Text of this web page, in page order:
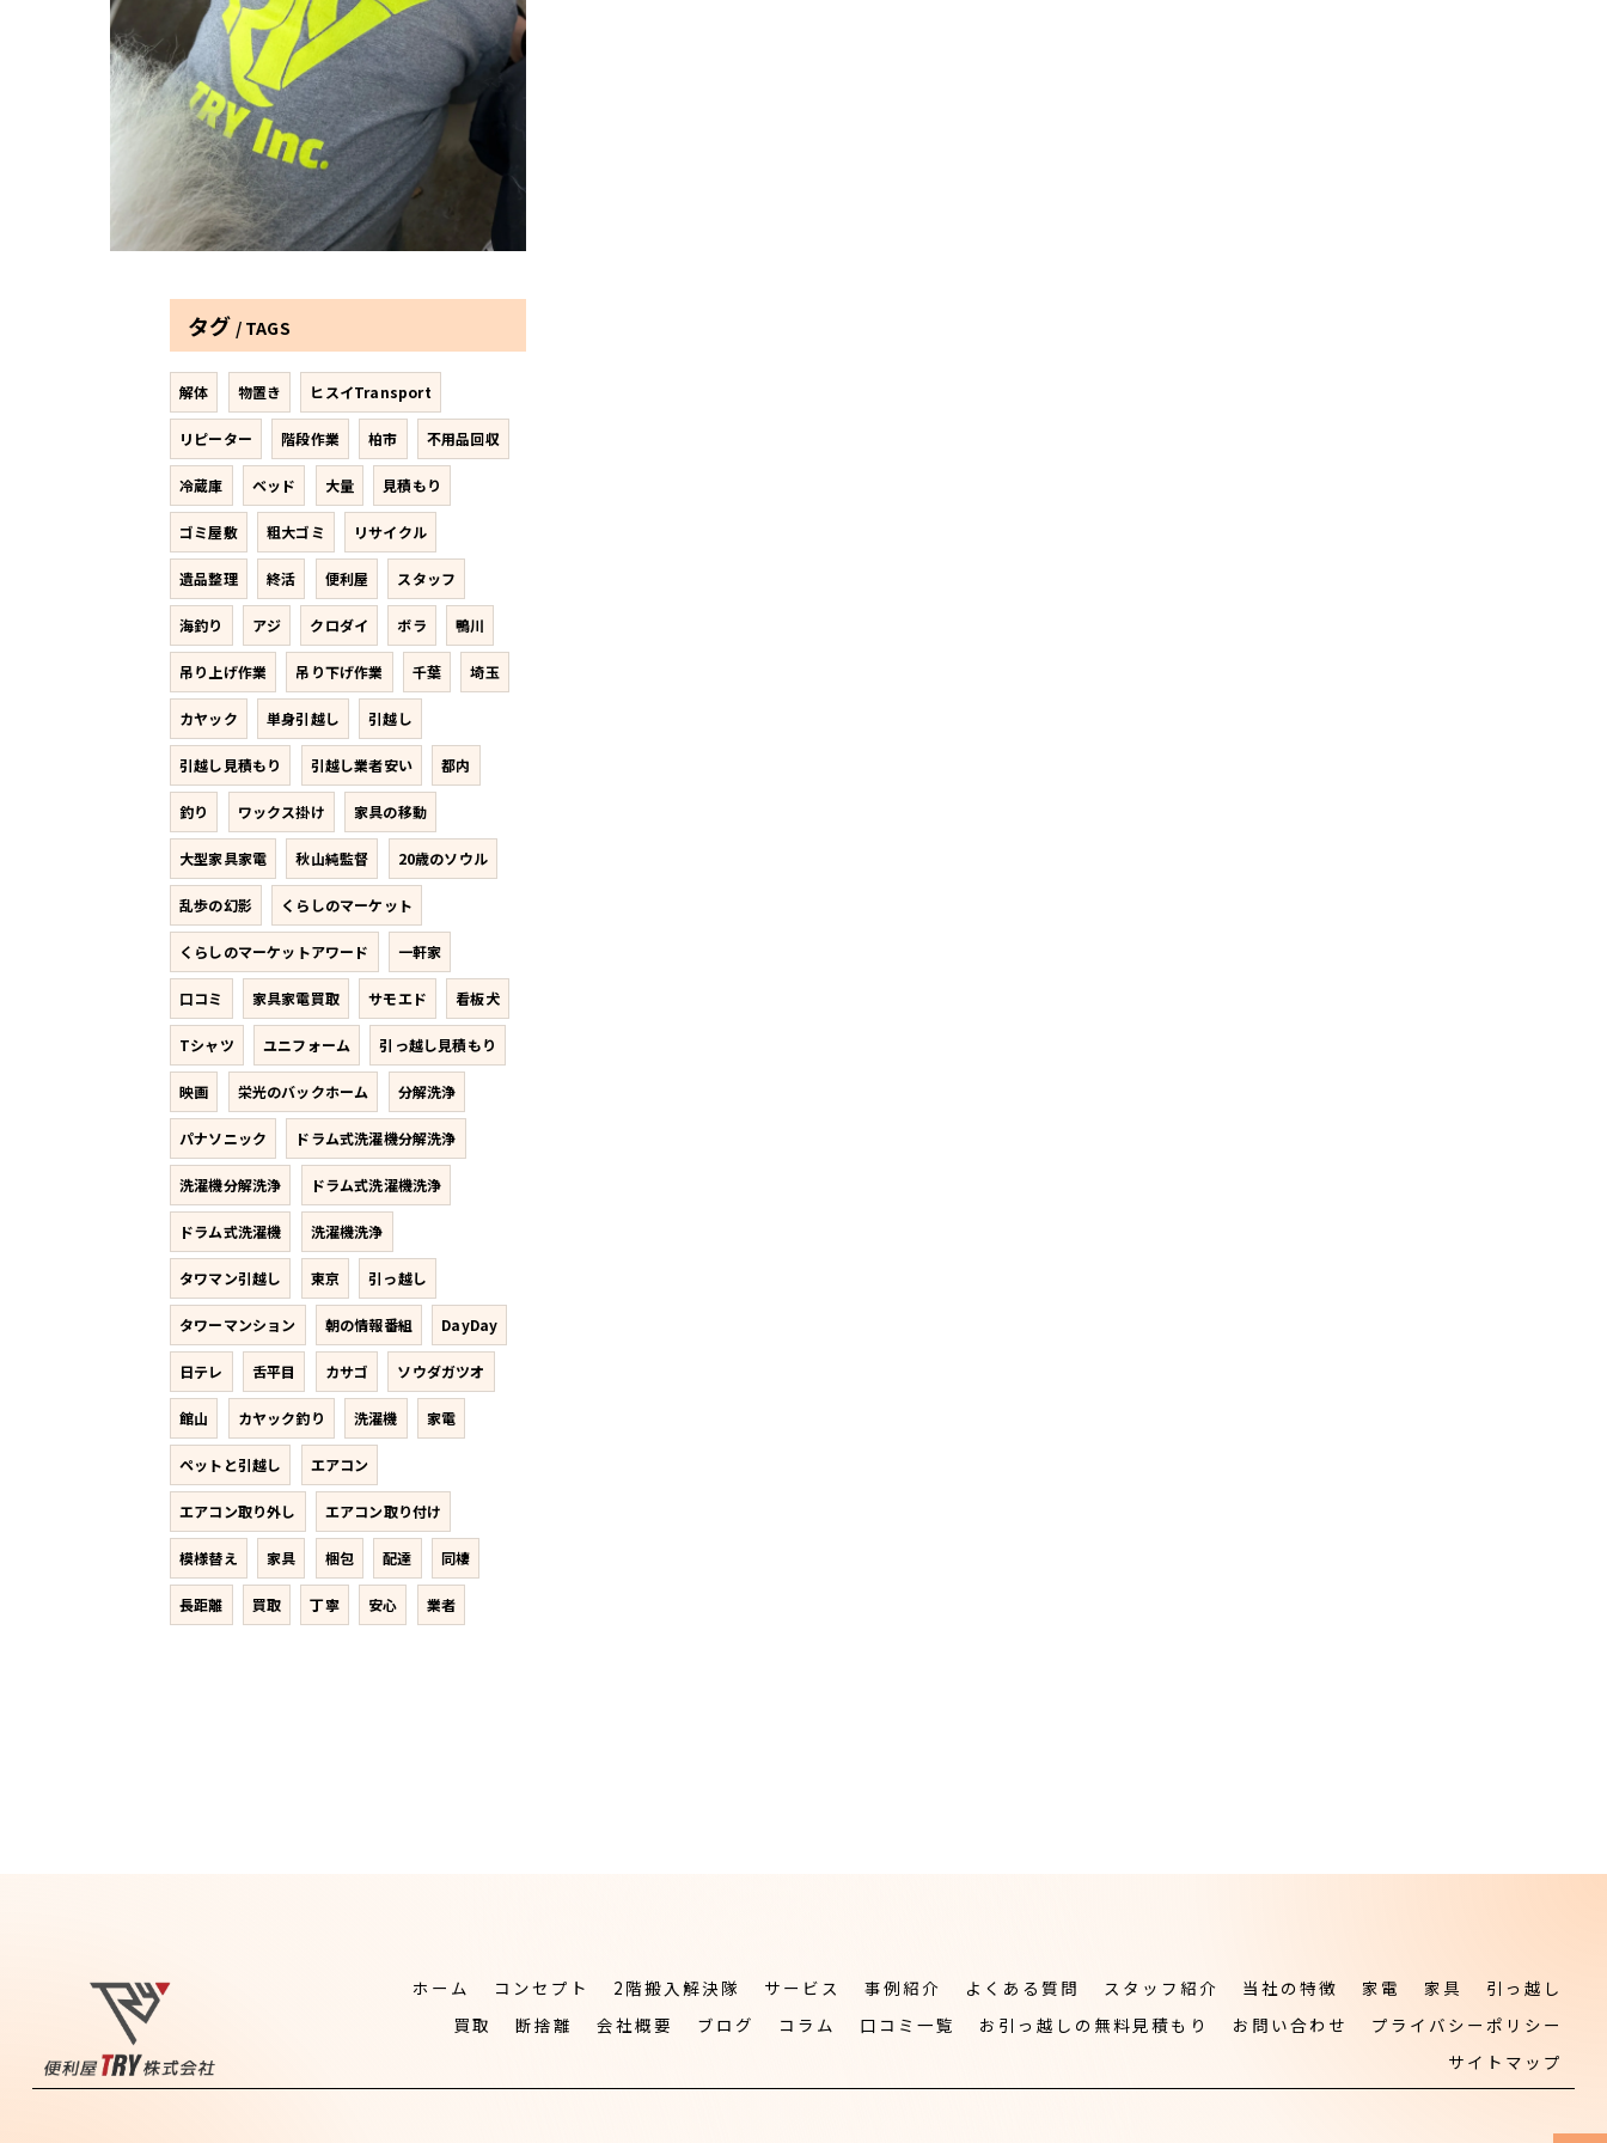
タグ TAGS
解体 物置き ヒスイTransport
リピーター 階段作業 柏市 不用品回収
冷蔵庫 ベッド 大量 見積もり
ゴミ屋敷 粗大ゴミ リサイクル
遺品整理 終活 便利屋 スタッフ
海釣り アジ クロダイ ボラ 鴨川
吊り上げ作業 吊り下げ作業 千葉 埼玉
カヤック 単身引越し 引越し
引越し見積もり 引越し業者安い 都内
釣り ワックス掛け 家具の移動
大型家具家電 秋山純監督 20歳のソウル
乱歩の幻影 くらしのマーケット
くらしのマーケットアワード 一軒家
口コミ 家具家電買取 サモエド 看板犬
Tシャツ ユニフォーム 引っ越し見積もり
映画 栄光のバックホーム 分解洗浄
パナソニック ドラム式洗濯機分解洗浄
洗濯機分解洗浄 ドラム式洗濯機洗浄
ドラム式洗濯機 洗濯機洗浄
タワマン引越し 東京 引っ越し
タワーマンション 朝の情報番組 DayDay
日テレ 舌平目 カサゴ ソウダガツオ
館山 カヤック釣り 洗濯機 家電
ペットと引越し エアコン
エアコン取り外し エアコン取り付け
模様替え 家具 梱包 配達 同棲
長距離 買取 丁寧 安心 業者
ホーム コンセプト 2階搬入解決隊 サービス 事例紹介 よくある質問 スタッフ紹介 当社の特徴 家電 家具
引っ越し
買取
断捨離 会社概要 ブログ コラム 口コミ一覧 お引っ越しの無料見積もり お問い合わせ
プライバシーポリシー
サイトマップ